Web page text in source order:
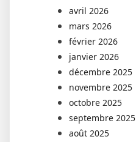
avril 2026
mars 2026
février 2026
janvier 2026
décembre 2025
novembre 2025
octobre 2025
septembre 2025
août 2025